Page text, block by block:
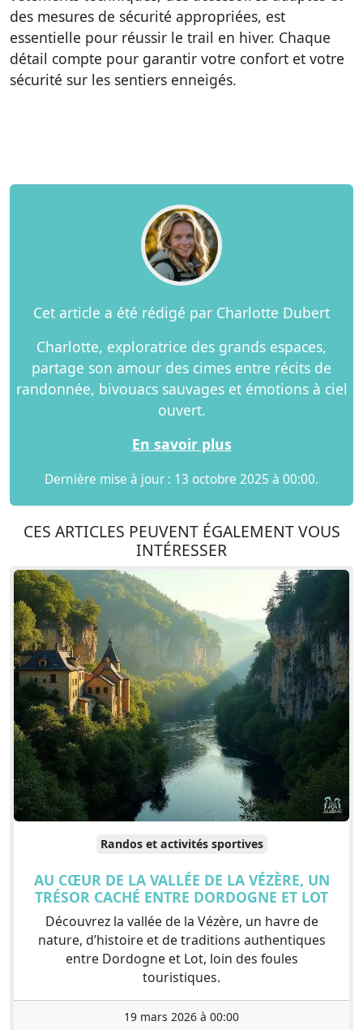
des mesures de sécurité appropriées, est
essentielle pour réussir le trail en hiver. Chaque
détail compte pour garantir votre confort et votre
sécurité sur les sentiers enneigés.
Cet article a été rédigé par Charlotte Dubert
Charlotte, exploratrice des grands espaces,
partage son amour des cimes entre récits de
randonnée, bivouacs sauvages et émotions à ciel
ouvert.
En savoir plus
Dernière mise à jour : 13 octobre 2025 à 00:00.
CES ARTICLES PEUVENT ÉGALEMENT VOUS
INTÉRESSER
Randos et activités sportives
AU CŒUR DE LA VALLÉE DE LA VÉZÈRE, UN
TRÉSOR CACHÉ ENTRE DORDOGNE ET LOT
Découvrez la vallée de la Vézère, un havre de
nature, d’histoire et de traditions authentiques
entre Dordogne et Lot, loin des foules
touristiques.
19 mars 2026 à 00:00